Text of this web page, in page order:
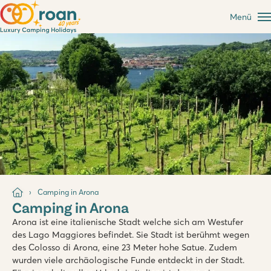
Menü
Camping in Arona
Camping in Arona
Arona ist eine italienische Stadt welche sich am Westufer
des Lago Maggiores befindet. Sie Stadt ist berühmt wegen
des Colosso di Arona, eine 23 Meter hohe Satue. Zudem
wurden viele archäologische Funde entdeckt in der Stadt.